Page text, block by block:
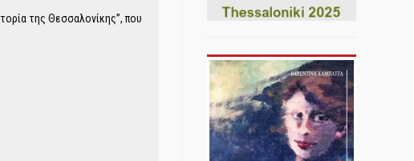
της Θεσσαλονίκης”, που